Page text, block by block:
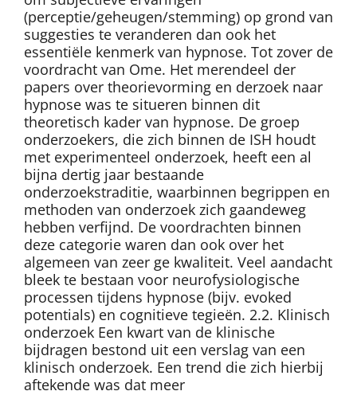
(perceptie/geheugen/stemming) op grond van
suggesties te veranderen dan ook het
essentiële kenmerk van hypnose. Tot zover de
voordracht van Ome. Het merendeel der
papers over theorievorming en derzoek naar
hypnose was te situeren binnen dit
theoretisch kader van hypnose. De groep
onderzoekers, die zich binnen de ISH houdt
met experimenteel onderzoek, heeft een al
bijna dertig jaar bestaande
onderzoekstraditie, waarbinnen begrippen en
methoden van onderzoek zich gaandeweg
hebben verfijnd. De voordrachten binnen
deze categorie waren dan ook over het
algemeen van zeer ge kwaliteit. Veel aandacht
bleek te bestaan voor neurofysiologische
processen tijdens hypnose (bijv. evoked
potentials) en cognitieve tegieën. 2.2. Klinisch
onderzoek Een kwart van de klinische
bijdragen bestond uit een verslag van een
klinisch onderzoek. Een trend die zich hierbij
aftekende was dat meer